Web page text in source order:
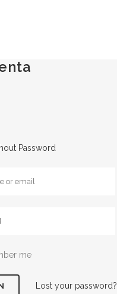
Password
me
Lost your password?